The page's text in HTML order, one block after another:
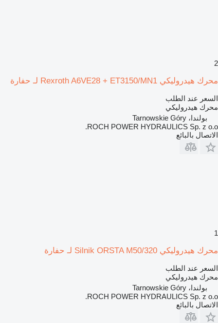
2
محرك هيدروليكي Rexroth A6VE28 + ET3150/MN1 لـ حفارة
السعر عند الطلب
محرك هيدروليكي
بولندا، Tarnowskie Góry
ROCH POWER HYDRAULICS Sp. z o.o.
الاتصال بالبائع
1
محرك هيدروليكي Silnik ORSTA M50/320 لـ حفارة
السعر عند الطلب
محرك هيدروليكي
بولندا، Tarnowskie Góry
ROCH POWER HYDRAULICS Sp. z o.o.
الاتصال بالبائع